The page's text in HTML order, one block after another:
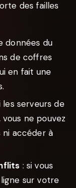
des failles
données du
de coffres
en fait une
les serveurs de
ne pouvez
ni accéder à
: si vous
sur votre